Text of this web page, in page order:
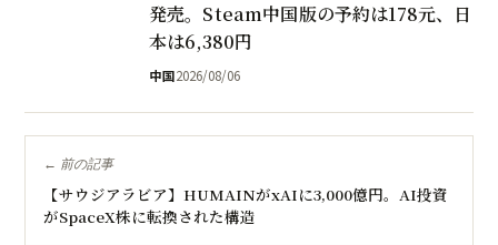
発売。Steam中国版の予約は178元、日
本は6,380円
中国2026/08/06
← 前の記事
【サウジアラビア】HUMAINがxAIに3,000億円。AI投資
がSpaceX株に転換された構造